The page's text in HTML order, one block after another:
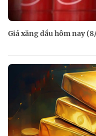
Giá xăng dầu hôm nay